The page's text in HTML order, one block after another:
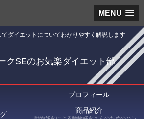
MENU
ダイエットについてわかりやすく解説します
クSEのお気楽ダイエット部
プロフィール
商品紹介